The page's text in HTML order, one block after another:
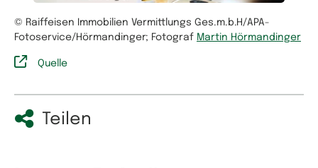
© Raiffeisen Immobilien Vermittlungs Ges.m.b.H/APA-
Fotoservice/Hörmandinger; Fotograf Martin Hörmandinger
Quelle
Teilen